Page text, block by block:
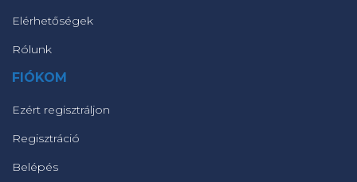
Elérhetőségek
Rólunk
FIÓKOM
Ezért regisztráljon
Regisztráció
Belépés